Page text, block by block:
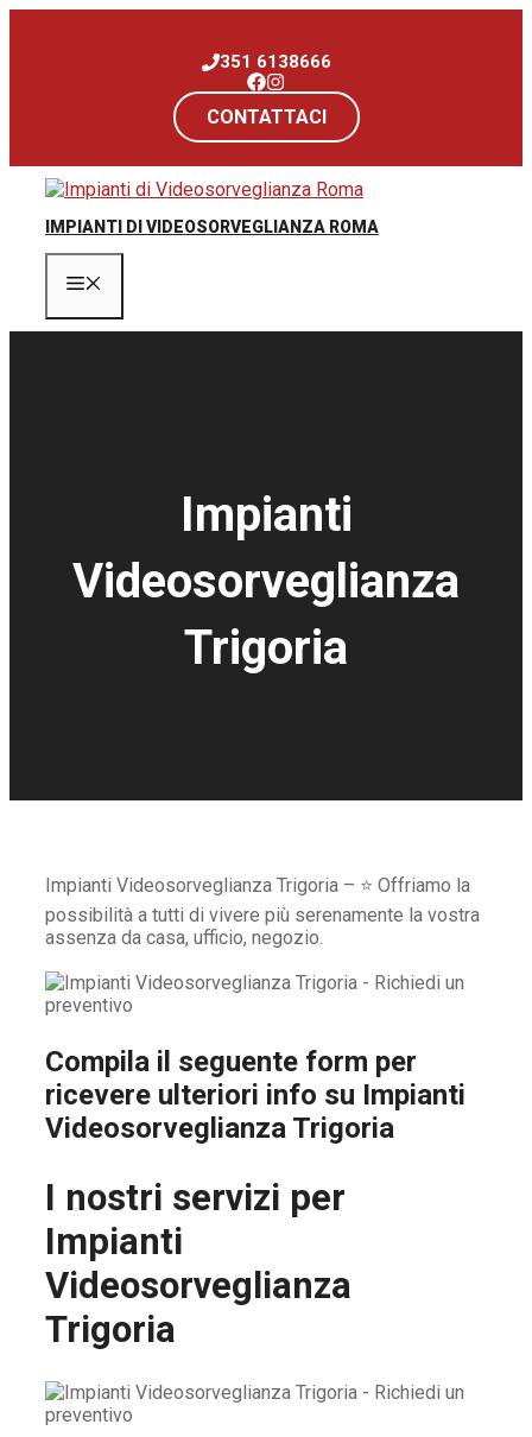
351 6138666
CONTATTACI
IMPIANTI DI VIDEOSORVEGLIANZA ROMA
Impianti
Videosorveglianza
Trigoria
Impianti Videosorveglianza Trigoria – ⭐ Offriamo la
possibilità a tutti di vivere più serenamente la vostra
assenza da casa, ufficio, negozio.
Compila il seguente form per
ricevere ulteriori info su Impianti
Videosorveglianza Trigoria
I nostri servizi per
Impianti
Videosorveglianza
Trigoria